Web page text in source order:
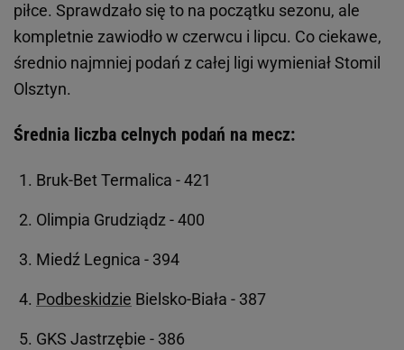
piłce. Sprawdzało się to na początku sezonu, ale
kompletnie zawiodło w czerwcu i lipcu. Co ciekawe,
średnio najmniej podań z całej ligi wymieniał Stomil
Olsztyn.
Średnia liczba celnych podań na mecz:
Bruk-Bet Termalica - 421
Olimpia Grudziądz - 400
Miedź Legnica - 394
Podbeskidzie Bielsko-Biała - 387
GKS Jastrzębie - 386